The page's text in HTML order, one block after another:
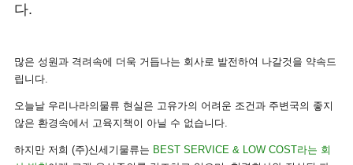
다.
많은 성원과 격려속에 더욱 거듭나는 회사로 발전하여 나갈것을 약속드
립니다.
오늘날 우리나라의물류 현실은 고유가의 어려운 조건과 주변국의 좋지
않은 환경속에서 고육지책이 아닐 수 없습니다.
하지만 저희 (주)신세기물류는 BEST SERVICE & LOW COST라는 회